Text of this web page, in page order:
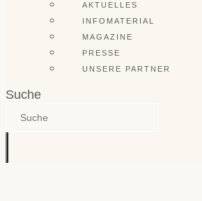
AKTUELLES
INFOMATERIAL
MAGAZINE
PRESSE
UNSERE PARTNER
Suche